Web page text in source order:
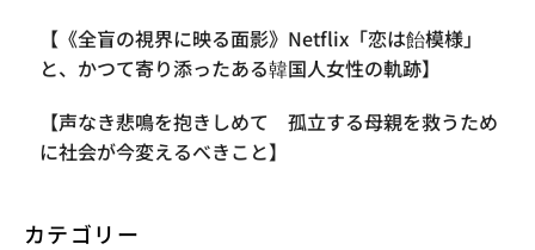
【《全盲の視界に映る面影》Netflix「恋は飴模様」
と、かつて寄り添ったある韓国人女性の軌跡】
【声なき悲鳴を抱きしめて 孤立する母親を救うため
に社会が今変えるべきこと】
カテゴリー